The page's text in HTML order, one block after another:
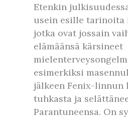
Etenkin
usein esille tarinoita
jotka ovat jossain
elämäänsä kärsineet
esimerkiksi
jälkeen Fenix-linnun
tuhkasta ja
Parantuneensa. On